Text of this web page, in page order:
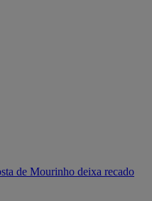
de Mourinho deixa recado